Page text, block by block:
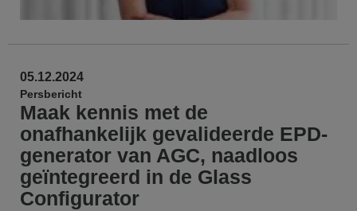
05.12.2024
Persbericht
Maak kennis met de
onafhankelijk gevalideerde EPD-
generator van AGC, naadloos
geïntegreerd in de Glass
Configurator